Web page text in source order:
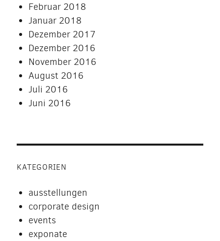
Februar 2018
Januar 2018
Dezember 2017
Dezember 2016
November 2016
August 2016
Juli 2016
Juni 2016
KATEGORIEN
ausstellungen
corporate design
events
exponate